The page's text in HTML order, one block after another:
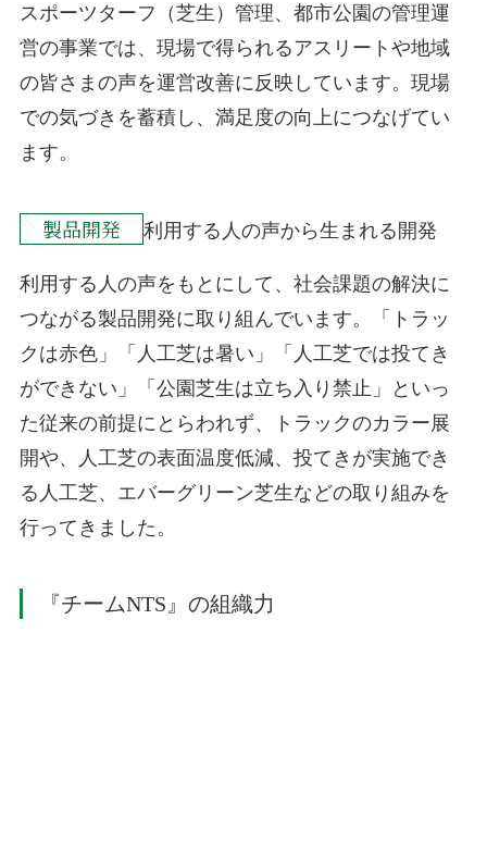
スポーツターフ（芝生）管理、都市公園の管理運
営の事業では、現場で得られるアスリートや地域
の皆さまの声を運営改善に反映しています。現場
での気づきを蓄積し、満足度の向上につなげてい
ます。
製品開発 利用する人の声から生まれる開発
利用する人の声をもとにして、社会課題の解決に
つながる製品開発に取り組んでいます。「トラッ
クは赤色」「人工芝は暑い」「人工芝では投てき
ができない」「公園芝生は立ち入り禁止」といっ
た従来の前提にとらわれず、トラックのカラー展
開や、人工芝の表面温度低減、投てきが実施でき
る人工芝、エバーグリーン芝生などの取り組みを
行ってきました。
『チームNTS』の組織力